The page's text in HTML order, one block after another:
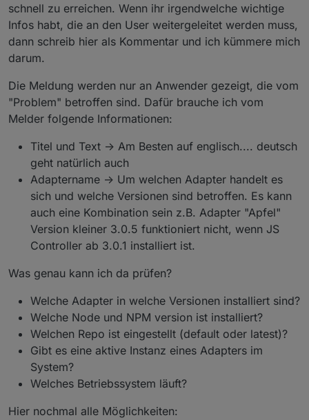
schnell zu erreichen. Wenn ihr irgendwelche wichtige
Infos habt, die an den User weitergeleitet werden muss,
dann schreib hier als Kommentar und ich kümmere mich
darum.
Die Meldung werden nur an Anwender gezeigt, die vom
"Problem" betroffen sind. Dafür brauche ich vom
Melder folgende Informationen:
Titel und Text -> Am Besten auf englisch.... deutsch
geht natürlich auch
Adaptername -> Um welchen Adapter handelt es
sich und welche Versionen sind betroffen. Es kann
auch eine Kombination sein z.B. Adapter "Apfel"
Version kleiner 3.0.5 funktioniert nicht, wenn JS
Controller ab 3.0.1 installiert ist.
Was genau kann ich da prüfen?
Welche Adapter in welche Versionen installiert sind?
Welche Node und NPM version ist installiert?
Welchen Repo ist eingestellt (default oder latest)?
Gibt es eine aktive Instanz eines Adapters im
System?
Welches Betriebssystem läuft?
Hier nochmal alle Möglichkeiten: